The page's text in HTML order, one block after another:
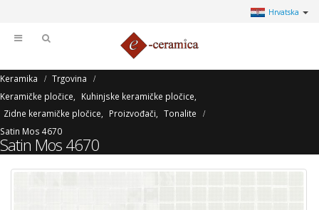
Hrvatska
Keramika
Trgovina
Keramičke pločice
Kuhinjske keramičke pločice
Zidne keramičke pločice
Proizvođači
Tonalite
Satin Mos 4670
Satin Mos 4670